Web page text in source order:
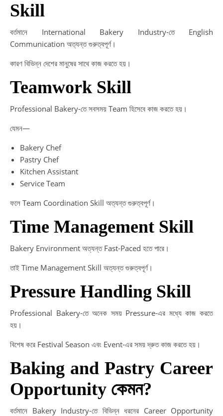
Skill
বর্তমানে International Bakery Industry-তে English
Communication অত্যন্ত গুরুত্বপূর্ণ।
কারণ বিভিন্ন দেশের মানুষের সাথে কাজ করতে হয়।
Teamwork Skill
Professional Bakery-তে সবসময় Team হিসেবে কাজ করতে হয়।
যেমন—
Bakery Chef
Pastry Chef
Kitchen Assistant
Service Team
ফলে Team Coordination Skill অত্যন্ত গুরুত্বপূর্ণ।
Time Management Skill
Bakery Environment অত্যন্ত Fast-Paced হতে পারে।
তাই Time Management Skill অত্যন্ত গুরুত্বপূর্ণ।
Pressure Handling Skill
Professional Bakery-তে অনেক সময় Pressure-এর মধ্যে কাজ করতে
হয়।
বিশেষ করে Festival Season এবং Event-এর সময় দ্রুত কাজ করতে হয়।
Baking and Pastry Career
Opportunity কেমন?
বর্তমানে Bakery Industry-তে বিভিন্ন ধরনের Career Opportunity